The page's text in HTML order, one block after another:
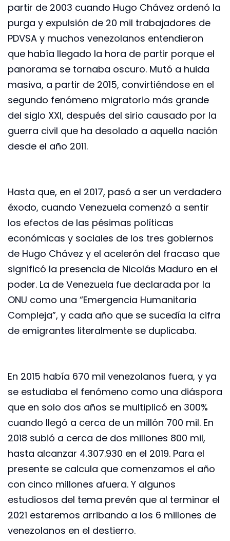
partir de 2003 cuando Hugo Chávez ordenó la
purga y expulsión de 20 mil trabajadores de
PDVSA y muchos venezolanos entendieron
que había llegado la hora de partir porque el
panorama se tornaba oscuro. Mutó a huida
masiva, a partir de 2015, convirtiéndose en el
segundo fenómeno migratorio más grande
del siglo XXI, después del sirio causado por la
guerra civil que ha desolado a aquella nación
desde el año 2011.
Hasta que, en el 2017, pasó a ser un verdadero
éxodo, cuando Venezuela comenzó a sentir
los efectos de las pésimas políticas
económicas y sociales de los tres gobiernos
de Hugo Chávez y el acelerón del fracaso que
significó la presencia de Nicolás Maduro en el
poder. La de Venezuela fue declarada por la
ONU como una “Emergencia Humanitaria
Compleja”, y cada año que se sucedía la cifra
de emigrantes literalmente se duplicaba.
En 2015 había 670 mil venezolanos fuera, y ya
se estudiaba el fenómeno como una diáspora
que en solo dos años se multiplicó en 300%
cuando llegó a cerca de un millón 700 mil. En
2018 subió a cerca de dos millones 800 mil,
hasta alcanzar 4.307.930 en el 2019. Para el
presente se calcula que comenzamos el año
con cinco millones afuera. Y algunos
estudiosos del tema prevén que al terminar el
2021 estaremos arribando a los 6 millones de
venezolanos en el destierro.